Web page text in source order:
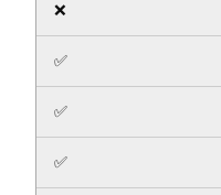
❌
✅
✅
✅